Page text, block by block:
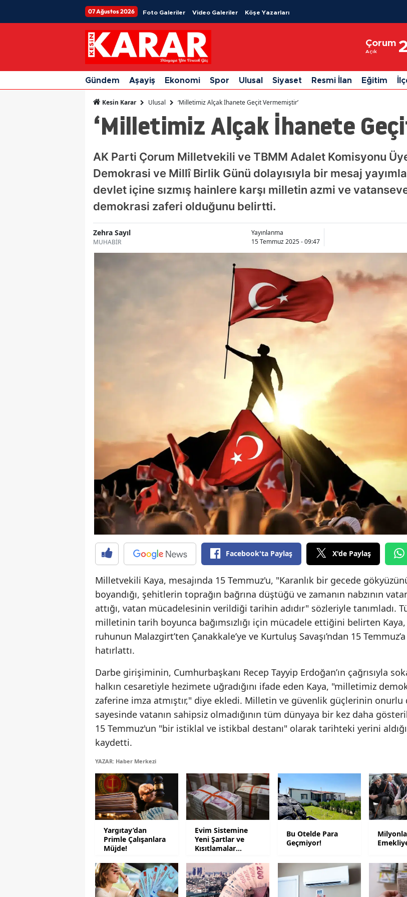
07 Ağustos 2026 Foto Galeriler Video Galeriler Köşe Yazarları
Çorum
Açık
Ağrı
Ankara
Antalya
Artvin
Aydın
Bingöl
Bitlis
Bolu
Çanakkale
Edirne
Erzincan
Eskişehir
Giresun
Hakkari
Mersin
İstanbul
İzmir
Kayseri
Kırklareli
Kırşehir
Konya
Kütahya
Gündem Aşayiş Ekonomi Spor Ulusal Siyaset Resmi İlan Eğitim
Kesin Karar Ulusal ‘Milletimiz Alçak İhanete Geçit Vermemiştir’
‘Milletimiz Alçak İhanete
AK Parti Çorum Milletvekili ve TBMM Adalet Komisyonu
Demokrasi ve Millî Birlik Günü dolayısıyla bir mesaj
devlet içine sızmış hainlere karşı milletin azmi ve
demokrasi zaferi olduğunu belirtti.
Zehra Sayıl
MUHABİR
Yayınlanma
15 Temmuz 2025 - 09:47
Facebook'ta Paylaş X'de Paylaş
Milletvekili Kaya, mesajında 15 Temmuz'u, "Karanlık bir gecede
boyandığı, şehitlerin toprağın bağrına düştüğü ve zamanın nabzının
attığı, vatan mücadelesinin verildiği tarihin adıdır" sözleriyle tanımladı.
milletinin tarih boyunca bağımsızlığı için mücadele ettiğini belirten
ruhunun Malazgirt’ten Çanakkale’ye ve Kurtuluş Savaşı’ndan 15 Temmuz’a
hatırlattı.
Darbe girişiminin, Cumhurbaşkanı Recep Tayyip Erdoğan’ın çağrısıyla
halkın cesaretiyle hezimete uğradığını ifade eden Kaya, "milletimiz
zaferine imza atmıştır," diye ekledi. Milletin ve güvenlik güçlerinin onurlu
sayesinde vatanın sahipsiz olmadığının tüm dünyaya bir kez daha
15 Temmuz'un "bir istiklal ve istikbal destanı" olarak tarihteki yerini
kaydetti.
YAZAR: Haber Merkezi
Yargıtay’dan
Primle Çalışanlara
Müjde!
Evim Sistemine
Yeni Şartlar ve
Kısıtlamalar
Bu Otelde Para
Geçmiyor!